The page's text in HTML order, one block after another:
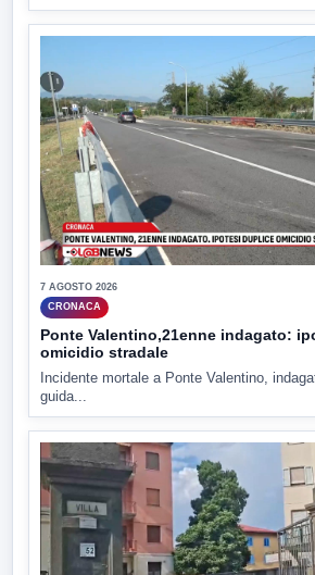
7 AGOSTO 2026
CRONACA
Ponte Valentino,21enne indagato:
omicidio stradale
Incidente mortale a Ponte Valentino,
guida...